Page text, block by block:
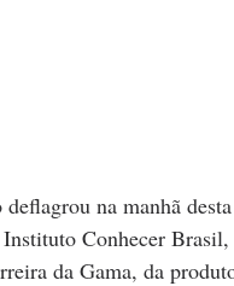
na manhã
Conhecer Brasil,
da Gama, da